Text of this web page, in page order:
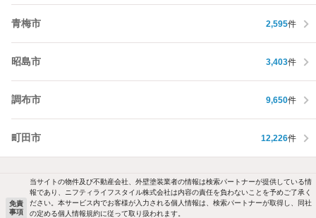
青梅市 2,595件
昭島市 3,403件
調布市 9,650件
町田市 12,226件
免責
事項
当サイトの物件及び不動産会社、外壁塗装業者の情報は検索パートナーが提供している情
報であり、ニフティライフスタイル株式会社は内容の責任を負わないことを予めご了承く
ださい。本サービス内でお客様が入力される個人情報は、検索パートナーが取得し、同社
の定める個人情報規約に従って取り扱われます。